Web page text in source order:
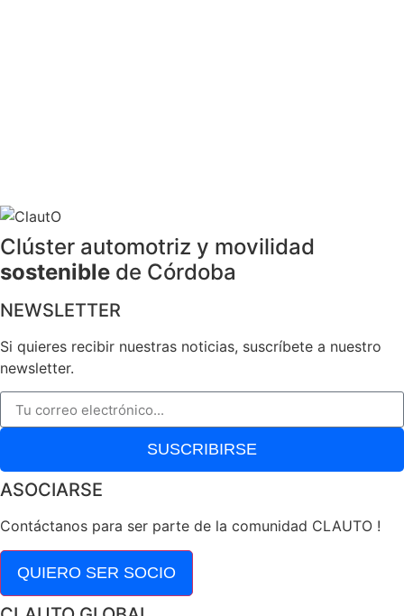
Clúster automotriz y movilidad
sostenible de Córdoba
NEWSLETTER
Si quieres recibir nuestras noticias, suscríbete a nuestro
newsletter.
SUSCRIBIRSE
ASOCIARSE
Contáctanos para ser parte de la comunidad CLAUTO !
QUIERO SER SOCIO